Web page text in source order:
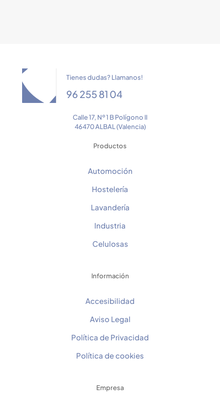
Tienes dudas? Llamanos!
96 255 81 04
Calle 17, Nº 1 B Polígono II
46470 ALBAL (Valencia)
Productos
Automoción
Hostelería
Lavandería
Industria
Celulosas
Información
Accesibilidad
Aviso Legal
Política de Privacidad
Política de cookies
Empresa